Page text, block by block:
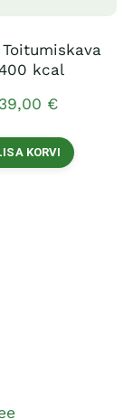
Toitumiskava
kcal
39,00 €
KORVI